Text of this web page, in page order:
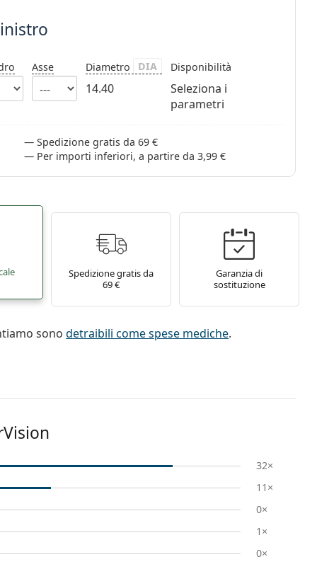
Asse Diametro DIA
14.40
Disponibilità
Seleziona i
parametri
Spedizione gratis da 69 €
Per importi inferiori, a partire da 3,99 €
Spedizione gratis da
69 €
Garanzia di
sostituzione
sonodetraibili come spese mediche.
32×
11×
0×
1×
0×